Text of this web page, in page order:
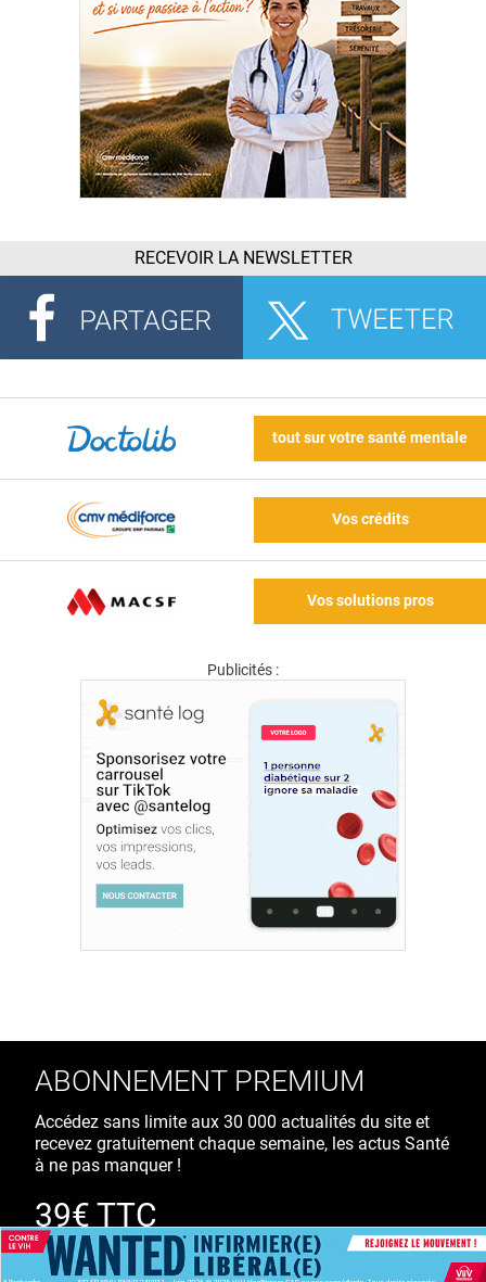
RECEVOIR LA NEWSLETTER
tout sur votre santé mentale
Vos crédits
Vos solutions pros
Publicités :
ABONNEMENT PREMIUM
Accédez sans limite aux 30 000 actualités du site et
recevez gratuitement chaque semaine, les actus Santé
à ne pas manquer !
39€ TTC
/ an